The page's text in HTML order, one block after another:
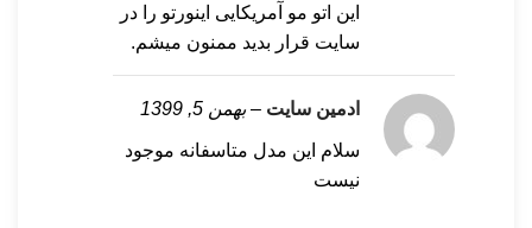
این اتو مو آمریکایی اینورتو را در
سایت قرار بدید ممنون میشم.
ادمین سایت – بهمن 5, 1399
سلام این مدل متاسفانه موجود
نیست